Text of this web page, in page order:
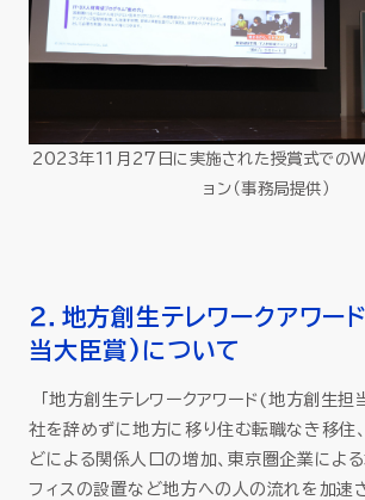
2023年11月27日に実施された授賞式での
ョン（事務局提供）
２．地方創生テレワークアワー
当大臣賞)について
「地方創生テレワークアワード(地方創生担
社を辞めずに地方に移り住む転職なき移住、
どによる関係人口の増加、東京圏企業による
フィスの設置など地方への人の流れを加速